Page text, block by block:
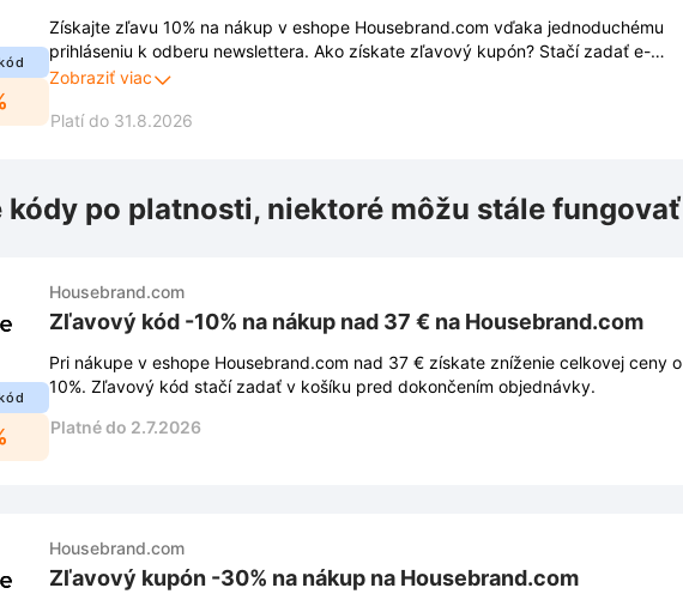
Získajte zľavu 10% na nákup v eshope Housebrand.com vďaka jednoduchému
prihláseniu k odberu newslettera. Ako získate zľavový kupón? Stačí zadať e-
mailovú adresu v spodnej časti stránky a zľava bude vaša. Okrem výhodnejšieho
Využite túto možnosť a nakupujte oblečenie ešte výhodnejšie.
Zobraziť viac
Platí do 31.8.2026
kódy po platnosti, niektoré môžu stále fungovať
Housebrand.com
Zľavový kód -10% na nákup nad 37 € na Housebrand.com
Pri nákupe v eshope Housebrand.com nad 37 € získate zníženie celkovej ceny o
10%. Zľavový kód stačí zadať v košíku pred dokončením objednávky.
Platné do 2.7.2026
Housebrand.com
Zľavový kupón -30% na nákup na Housebrand.com